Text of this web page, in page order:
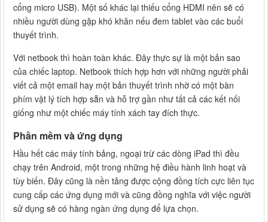
cổng micro USB). Một số khác lại thiếu cổng HDMI nên sẽ có
nhiều người dùng gặp khó khăn nếu đem tablet vào các buổi
thuyết trình.
Với netbook thì hoàn toàn khác. Đây thực sự là một bản sao
của chiếc laptop. Netbook thích hợp hơn với những người phải
viết cả một email hay một bản thuyết trình nhờ có một bàn
phím vật lý tích hợp sẵn và hỗ trợ gần như tất cả các kết nối
giống như một chiếc máy tính xách tay đích thực.
Phần mềm và ứng dụng
Hầu hết các máy tính bảng, ngoại trừ các dòng iPad thì đều
chạy trên Android, một trong những hệ điều hành linh hoạt và
tùy biến. Đây cũng là nền tảng được cộng đồng tích cực liên tục
cung cấp các ứng dụng mới và cũng đồng nghĩa với việc người
sử dụng sẽ có hàng ngàn ứng dụng để lựa chọn.